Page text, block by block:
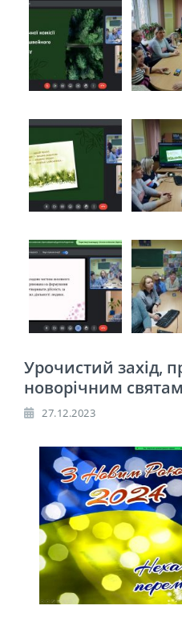
Урочистий захід,
новорічним святам
27.12.2023